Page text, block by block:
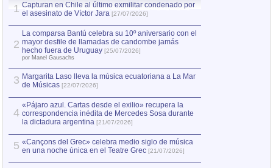
1 Capturan en Chile al último exmilitar condenado por
el asesinato de Víctor Jara [27/07/2026]
2
La comparsa Bantú celebra su 10º aniversario con el
mayor desfile de llamadas de candombe jamás
hecho fuera de Uruguay [25/07/2026]
por Manel Gausachs
3 Margarita Laso lleva la música ecuatoriana a La Mar
de Músicas [22/07/2026]
4
«Pájaro azul. Cartas desde el exilio» recupera la
correspondencia inédita de Mercedes Sosa durante
la dictadura argentina [21/07/2026]
5 «Cançons del Grec» celebra medio siglo de música
en una noche única en el Teatre Grec [21/07/2026]